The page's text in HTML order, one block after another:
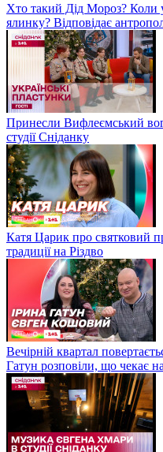
Хто такий Дід Мороз? Коли
ялинку? Відповідає
Принесли Вифлеємський
студії Сніданку
Катя Царик про святковий
традиції на Різдво
Вечірній квартал
Гатун розповіли, що чекає на